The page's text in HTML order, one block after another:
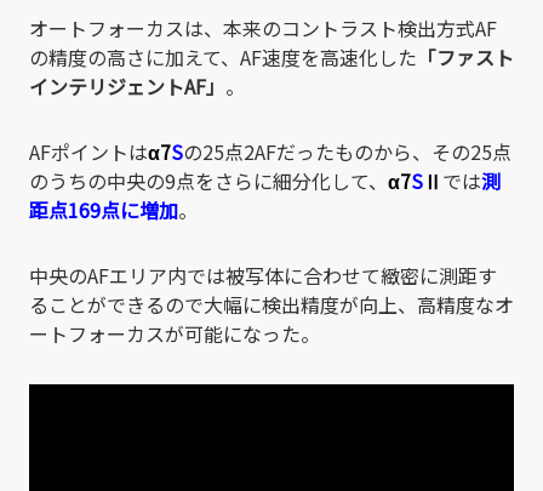
オートフォーカスは、本来のコントラスト検出方式AF
の精度の高さに加えて、AF速度を高速化した 「ファスト
インテリジェントAF」 。
AFポイントはα7Sの25点2AFだったものから、その25点
のうちの中央の9点をさらに細分化して、 α7SⅡ では測
距点169点に増加。
中央のAFエリア内では被写体に合わせて緻密に測距す
ることができるので大幅に検出精度が向上、高精度なオ
ートフォーカスが可能になった。